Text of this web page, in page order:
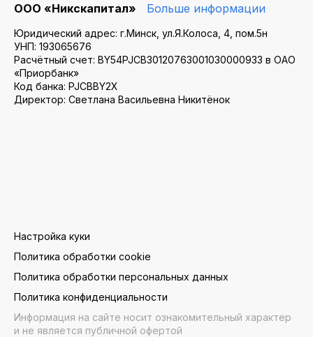
ООО «Никскапитал» Больше информации
Юридический адрес: г.Минск, ул.Я.Колоса, 4, пом.5н
УНП: 193065676
Расчётный счет: BY54PJCB30120763001030000933 в ОАО
«Приорбанк»
Код банка: PJCBBY2X
Директор: Светлана Васильевна Никитёнок
Настройка куки
Политика обработки cookie
Политика обработки персональных данных
Политика конфиденциальности
Информация на сайте носит ознакомительный характер
и не является публичной офертой